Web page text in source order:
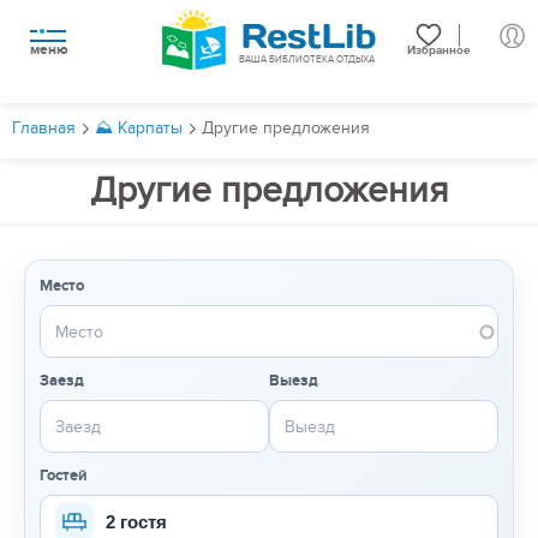
меню Избранное
ВАША БИБЛИОТЕКА ОТДЫХА
Главная ⛰️ Карпаты Другие предложения
Другие предложения
Место
Заезд Выезд
Гостей
2 гостя